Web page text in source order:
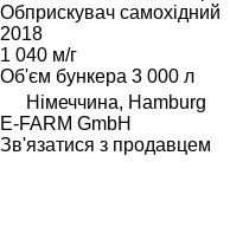
Обприскувач самохідний
2018
1 040 м/г
Об'єм бункера 3 000 л
Німеччина, Hamburg
E-FARM GmbH
Зв'язатися з продавцем